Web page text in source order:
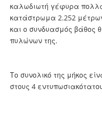
καλωδιωτή γέφυρα
κατάστρωμα 2.252
και ο συνδυασμός βάθος
πυλώνων της.
Το συνολικό της μήκος
στους 4